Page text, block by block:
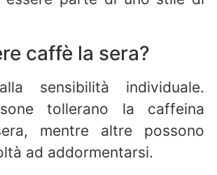
caffè la sera?
sensibilità individuale.
tollerano la caffeina
mentre altre possono
ad addormentarsi.